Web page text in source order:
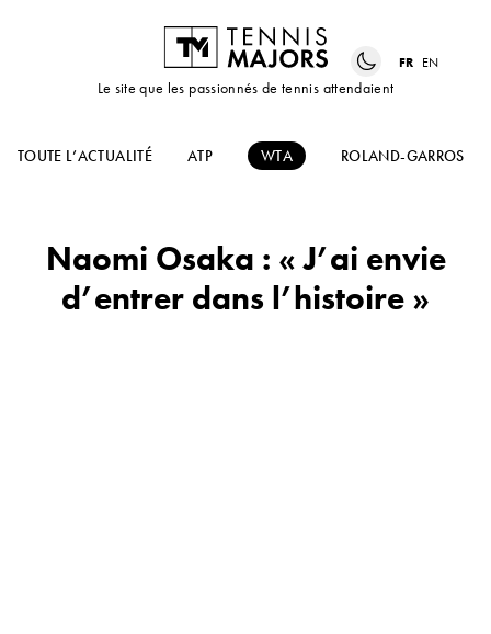
Le site que les passionnés de tennis attendaient
FR EN
TOUTE L’ACTUALITÉ ATP WTA ROLAND-GARROS
Naomi Osaka : « J’ai envie
d’entrer dans l’histoire »